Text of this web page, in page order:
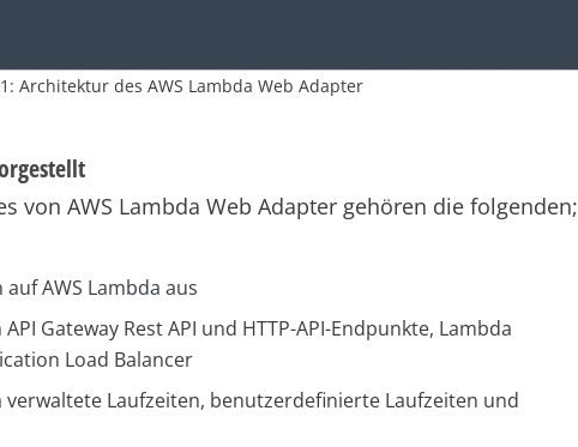
Architektur des AWS Lambda Web Adapter
von AWS Lambda Web Adapter gehören die folgenden;
AWS Lambda aus
Gateway Rest API und HTTP-API-Endpunkte, Lambda
Load Balancer
Laufzeiten, benutzerdefinierte Laufzeiten und